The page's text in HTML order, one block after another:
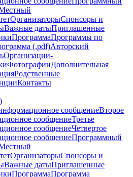
ОрганизаторыСпонсоры и
Важные датыПриглашенные
ПрограммаПрограммы по
(.pdf)Авторский
Организации-
ФотографииДополнительная
Родственные
Контакты
сообщениеВторое
сообщениеТретье
сообщениеЧетвертое
сообщениеПрограммный
ОрганизаторыСпонсоры и
Важные датыПриглашенные
ПрограммаПрограмма